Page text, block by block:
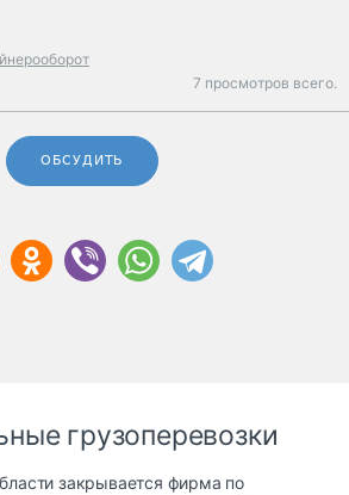
7 просмотров всего.
ОБСУДИТЬ
грузоперевозки
закрывается фирма по